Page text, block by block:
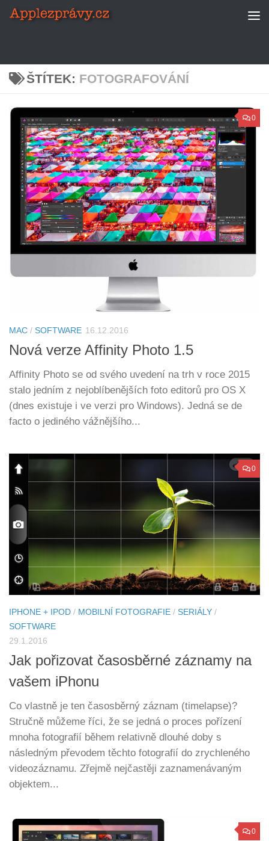
Skip to content
ŠTÍTEK: FOTOGRAFOVÁNÍ
0
MAC / SOFTWARE 16.12.2016
Nová verze Affinity Photo 1.5
Affinity Photo se od svého uvedení na trh v roce 2015
stalo jedním z nejoblíbenějších foto editorů pro OS X
(dnes existuje i ve verzi pro Windows). Jedná se de
facto o jediného vážnějšího...
0
IPHONE + IPOD / MOBILNÍ FOTOGRAFIE / SERIÁLY /
SOFTWARE
29.1.2016
Jak pořizovat časosběrné záznamy na
vašem iPhonu
Co vlastně je ten časosběrný záznam (timelapse)?
Stručně můžeme říci, že se jedná o proces pořízení
mnoha fotografií během relativně dlouhé doby s
následným převodem těchto fotografií do zrychleného
videozáznamu. Zřejmě nejčastěji zaznamenávaným
objektem...
0